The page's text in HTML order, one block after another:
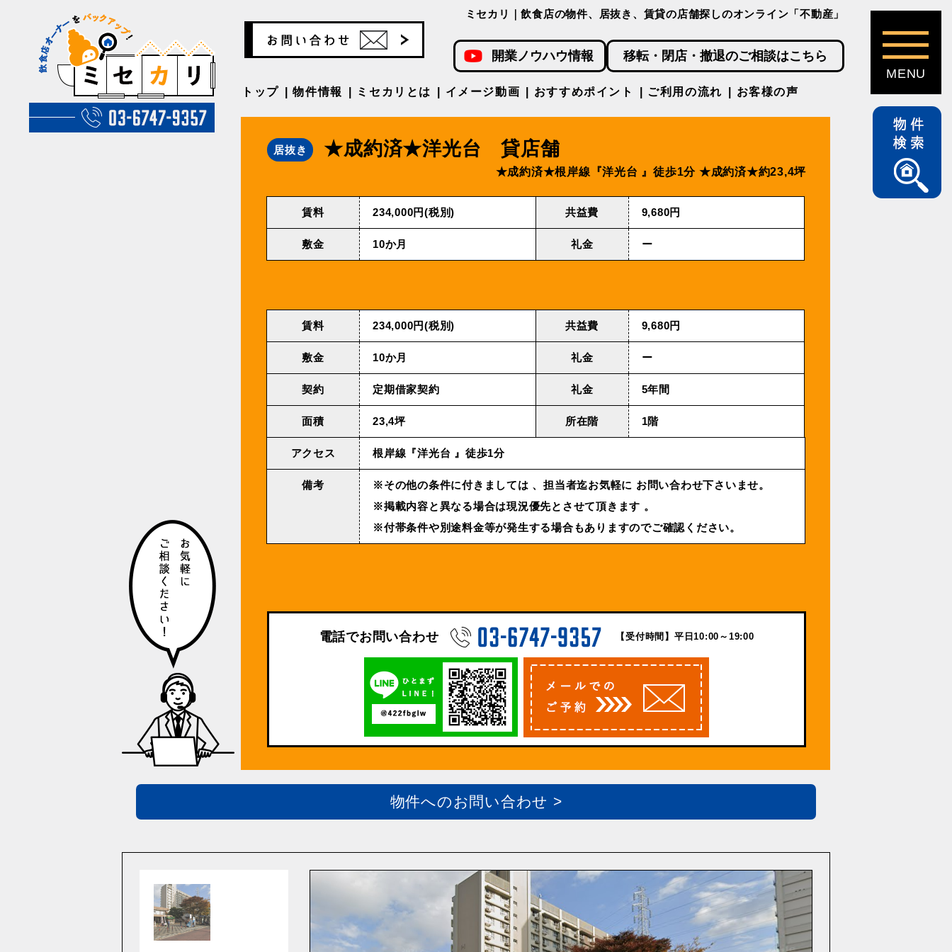
ミセカリ｜飲食店の物件、居抜き、賃貸の店舗探しのオンライン「不動産」
開業ノウハウ情報 移転・閉店・撤退のご相談はこちら
トップ 物件情報 ミセカリとは イメージ動画 おすすめポイント ご利用の流れ お客様の声
居抜き ★成約済★洋光台 貸店舗
★成約済★根岸線『洋光台 』徒歩1分 ★成約済★約23,4坪
賃料 234,000円(税別) 共益費 9,680円
敷金 10か月 礼金 ー
賃料 234,000円(税別) 共益費 9,680円
敷金 10か月 礼金 ー
契約 定期借家契約 礼金 5年間
面積 23,4坪 所在階 1階
アクセス 根岸線『洋光台 』徒歩1分
備考
※その他の条件に付きましては 、担当者迄お気軽に お問い合わせ下さいませ。
※掲載内容と異なる場合は現況優先とさせて頂きます 。
※付帯条件や別途料金等が発生する場合もありますのでご確認ください。
電話でお問い合わせ 【受付時間】平日10:00～19:00
物件へのお問い合わせ >